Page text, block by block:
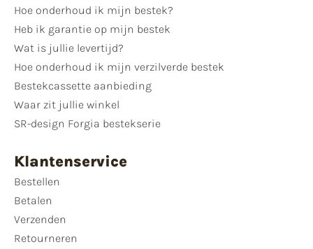
Hoe onderhoud ik mijn bestek?
Heb ik garantie op mijn bestek
Wat is jullie levertijd?
Hoe onderhoud ik mijn verzilverde bestek
Bestekcassette aanbieding
Waar zit jullie winkel
SR-design Forgia bestekserie
Klantenservice
Bestellen
Betalen
Verzenden
Retourneren